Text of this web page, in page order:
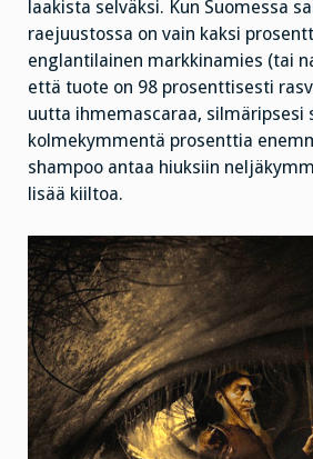
laakista selväksi. Kun Suomessa
raejuustossa on vain kaksi
englantilainen markkinamies (tai
että tuote on 98 prosenttisesti
uutta ihmemascaraa, silmäripsesi
kolmekymmentä prosenttia
shampoo antaa hiuksiin
lisää kiiltoa.